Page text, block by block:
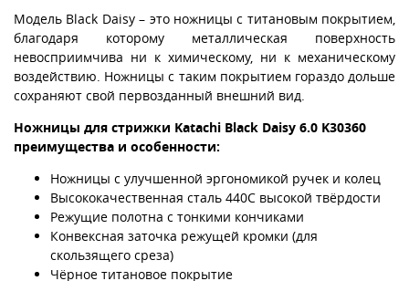
Модель Black Daisy – это ножницы с титановым покрытием,
благодаря которому металлическая поверхность
невосприимчива ни к химическому, ни к механическому
воздействию. Ножницы с таким покрытием гораздо дольше
сохраняют свой первозданный внешний вид.
Ножницы для стрижки Katachi Black Daisy 6.0 K30360
преимущества и особенности:
Ножницы с улучшенной эргономикой ручек и колец
Высококачественная сталь 440С высокой твёрдости
Режущие полотна с тонкими кончиками
Конвексная заточка режущей кромки (для
скользящего среза)
Чёрное титановое покрытие